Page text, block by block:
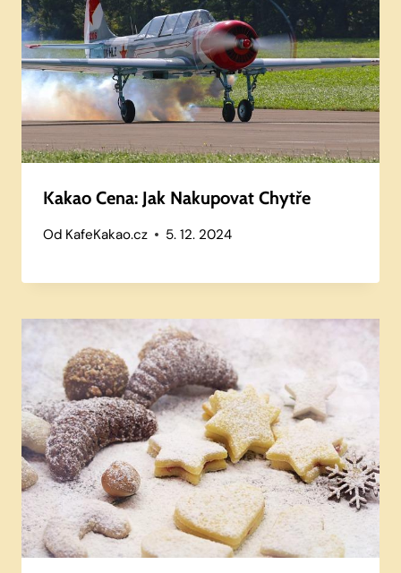
Kakao Cena: Jak Nakupovat Chytře
Od KafeKakao.cz 5. 12. 2024